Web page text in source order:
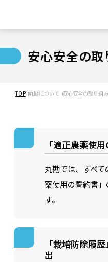
安心安全の取
TOP 丸勘について 安心安全の取り組み
「適正農薬使
丸勘では、すべ
薬使用の誓約書
す。
「栽培防除履
出